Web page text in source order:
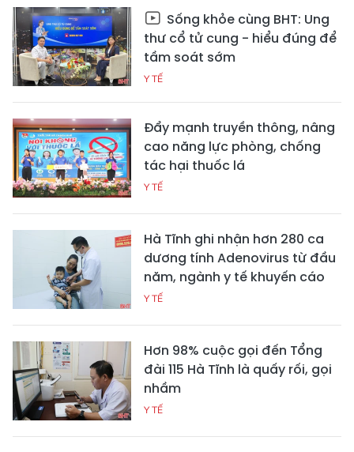
Sống khỏe cùng BHT: Ung
thư cổ tử cung - hiểu đúng để
tầm soát sớm
Y TẾ
Đẩy mạnh truyền thông, nâng
cao năng lực phòng, chống
tác hại thuốc lá
Y TẾ
Hà Tĩnh ghi nhận hơn 280 ca
dương tính Adenovirus từ đầu
năm, ngành y tế khuyến cáo
Y TẾ
Hơn 98% cuộc gọi đến Tổng
đài 115 Hà Tĩnh là quấy rối, gọi
nhầm
Y TẾ